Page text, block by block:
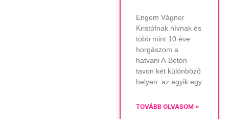
Engem Vágner
Kristófnak hívnak és
több mint 10 éve
horgászom a
hatvani A-Beton
tavon két különböző
helyen: az egyik egy
TOVÁBB OLVASOM »